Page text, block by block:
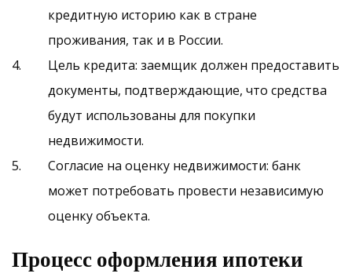
кредитную историю как в стране
проживания, так и в России.
Цель кредита: заемщик должен предоставить
документы, подтверждающие, что средства
будут использованы для покупки
недвижимости.
Согласие на оценку недвижимости: банк
может потребовать провести независимую
оценку объекта.
Процесс оформления ипотеки